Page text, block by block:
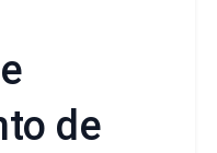
de